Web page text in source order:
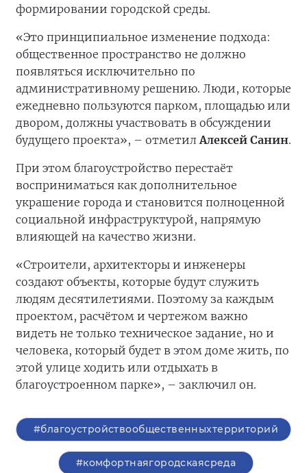
формировании городской среды.
«Это принципиальное изменение подхода:
общественное пространство не должно
появляться исключительно по
административному решению. Люди, которые
ежедневно пользуются парком, площадью или
двором, должны участвовать в обсуждении
будущего проекта», – отметилАлексей Санин.
При этом благоустройство перестаёт
восприниматься как дополнительное
украшение города и становится полноценной
социальной инфраструктурой, напрямую
влияющей на качество жизни.
«Строители, архитекторы и инженеры
создают объекты, которые будут служить
людям десятилетиями. Поэтому за каждым
проектом, расчётом и чертежом важно
видеть не только техническое задание, но и
человека, который будет в этом доме жить, по
этой улице ходить или отдыхать в
благоустроенном парке», – заключил он.
#благоустройствообщественныхтерриторий
#комфортнаягородскаясреда